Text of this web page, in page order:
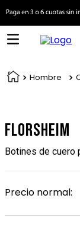
Hombre
Florsheim
Botines de cuero
Precio normal: